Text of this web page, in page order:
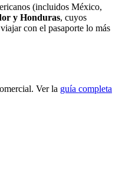
(incluidos México,
y Honduras, cuyos
con el pasaporte lo más
Ver la guía completa